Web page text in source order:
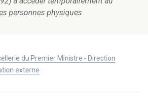
personnes physiques
du Premier Ministre - Direction
externe